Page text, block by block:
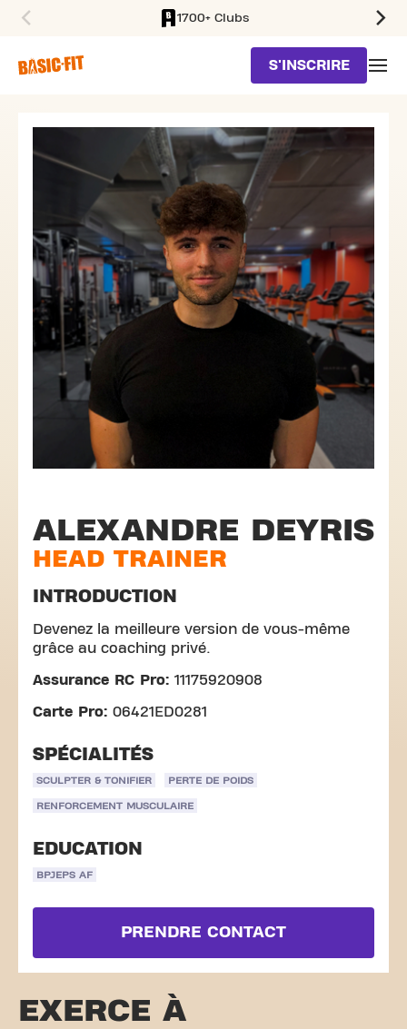
1700+ Clubs
S'INSCRIRE
ALEXANDRE DEYRIS
HEAD TRAINER
INTRODUCTION
Devenez la meilleure version de vous-même
grâce au coaching privé.
Assurance RC Pro: 11175920908
Carte Pro: 06421ED0281
SPÉCIALITÉS
SCULPTER & TONIFIER PERTE DE POIDS
RENFORCEMENT MUSCULAIRE
EDUCATION
BPJEPS AF
PRENDRE CONTACT
EXERCE À